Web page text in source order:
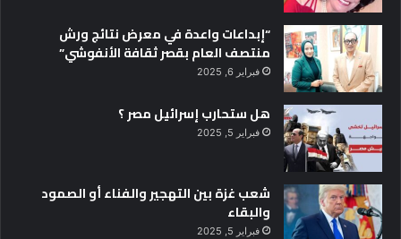
“إبداعات واعدة في معرض نتائج ورش
منتصف العام بقصر ثقافة الأنفوشي”
فبراير 6, 2025
هل ستحارب إسرائيل مصر ؟
فبراير 5, 2025
شعب غزة بين التهجير والفناء أو الصمود
والبقاء
فبراير 5, 2025